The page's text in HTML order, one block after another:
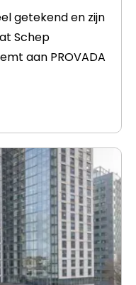
getekend en zijn
Schep
aan PROVADA